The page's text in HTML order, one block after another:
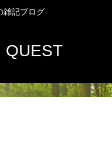
雑記ブログ
QUEST